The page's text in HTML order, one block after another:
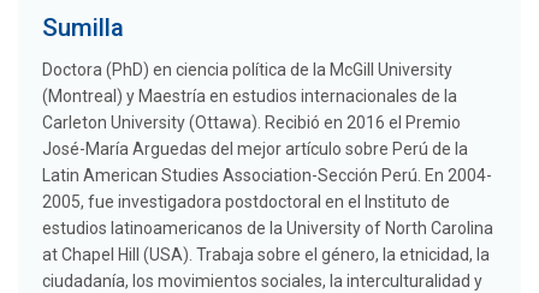
Sumilla
Doctora (PhD) en ciencia política de la McGill University
(Montreal) y Maestría en estudios internacionales de la
Carleton University (Ottawa). Recibió en 2016 el Premio
José-María Arguedas del mejor artículo sobre Perú de la
Latin American Studies Association-Sección Perú. En 2004-
2005, fue investigadora postdoctoral en el Instituto de
estudios latinoamericanos de la University of North Carolina
at Chapel Hill (USA). Trabaja sobre el género, la etnicidad, la
ciudadanía, los movimientos sociales, la interculturalidad y